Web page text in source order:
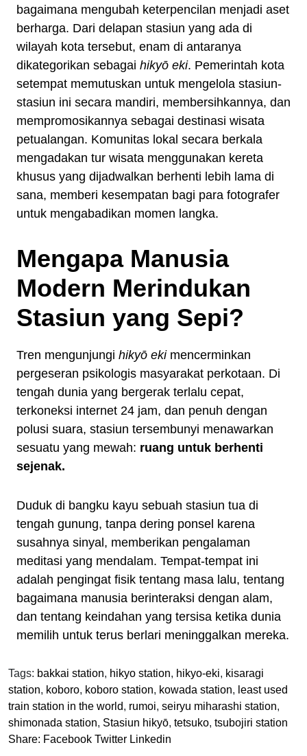
bagaimana mengubah keterpencilan menjadi aset
berharga. Dari delapan stasiun yang ada di
wilayah kota tersebut, enam di antaranya
dikategorikan sebagai hikyō eki. Pemerintah kota
setempat memutuskan untuk mengelola stasiun-
stasiun ini secara mandiri, membersihkannya, dan
mempromosikannya sebagai destinasi wisata
petualangan. Komunitas lokal secara berkala
mengadakan tur wisata menggunakan kereta
khusus yang dijadwalkan berhenti lebih lama di
sana, memberi kesempatan bagi para fotografer
untuk mengabadikan momen langka.
Mengapa Manusia
Modern Merindukan
Stasiun yang Sepi?
Tren mengunjungi hikyō ekimencerminkan
pergeseran psikologis masyarakat perkotaan. Di
tengah dunia yang bergerak terlalu cepat,
terkoneksi internet 24 jam, dan penuh dengan
polusi suara, stasiun tersembunyi menawarkan
sesuatu yang mewah: ruang untuk berhenti
sejenak.
Duduk di bangku kayu sebuah stasiun tua di
tengah gunung, tanpa dering ponsel karena
susahnya sinyal, memberikan pengalaman
meditasi yang mendalam. Tempat-tempat ini
adalah pengingat fisik tentang masa lalu, tentang
bagaimana manusia berinteraksi dengan alam,
dan tentang keindahan yang tersisa ketika dunia
memilih untuk terus berlari meninggalkan mereka.
Tags: bakkai station, hikyo station, hikyo-eki, kisaragi
station, koboro, koboro station, kowada station, least used
train station in the world, rumoi, seiryu miharashi station,
shimonada station, Stasiun hikyō, tetsuko, tsubojiri station
Share: Facebook Twitter Linkedin